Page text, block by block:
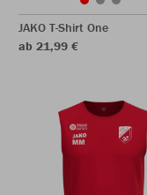
JAKO T-Shirt One
ab 21,99 €